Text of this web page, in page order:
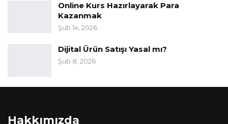
Online Kurs Hazırlayarak Para
Kazanmak
Şub 14, 2026
Dijital Ürün Satışı Yasal mı?
Şub 8, 2026
Hakkımızda